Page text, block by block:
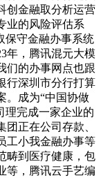
创金融取分析运营
业的风险评估系
保守金融办事系统
年，腾讯混元大模
们的办事网点也跟
行深圳市分行打算
。成为“中国协做
理完成一家企业的
正在公司存款、
工小我金融办事等
畴到医疗健康，包
等，腾讯云手艺编